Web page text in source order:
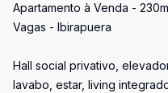
Apartamento à Venda -
Vagas - Ibirapuera
Hall social privativo,
lavabo, estar, living